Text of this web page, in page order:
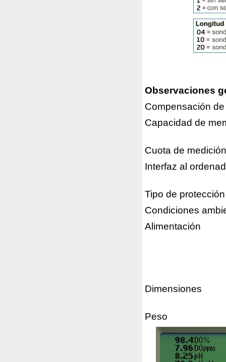
Observaciones
Compensación
Capacidad de
Cuota de medición
Interfaz al
Tipo de protección
Condiciones
Alimentación
Dimensiones
Peso